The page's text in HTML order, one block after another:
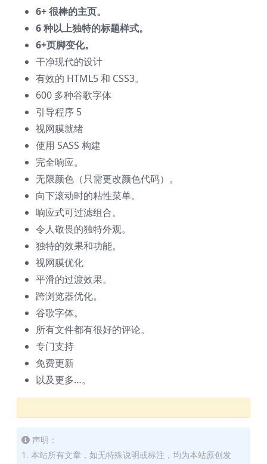
6+ 很棒的主页。
6 种以上独特的标题样式。
6+页脚变化。
干净现代的设计
有效的 HTML5 和 CSS3。
600 多种谷歌字体
引导程序 5
视网膜就绪
使用 SASS 构建
完全响应。
无限颜色（只需更改颜色代码）。
向下滚动时的粘性菜单。
响应式可过滤组合。
令人敬畏的独特外观。
独特的效果和功能。
视网膜优化
平滑的过渡效果。
跨浏览器优化。
谷歌字体。
所有文件都有很好的评论。
专门支持
免费更新
以及更多…。
声明：
1. 本站所有文章，如无特殊说明或标注，均为本站原创发